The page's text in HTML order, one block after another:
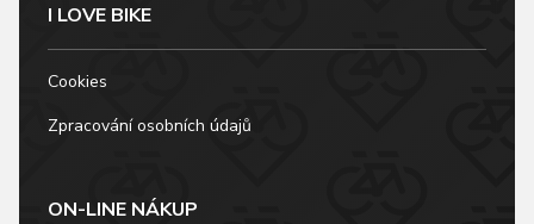
I LOVE BIKE
Cookies
Zpracování osobních údajů
ON-LINE NÁKUP